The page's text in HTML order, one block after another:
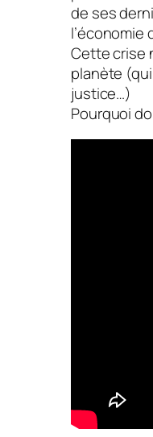
de ses
l’économie
Cette crise
planète
justice…)
Pourquoi